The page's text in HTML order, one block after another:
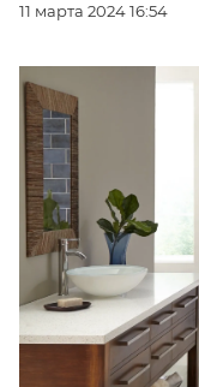
11 марта 2024 16:54